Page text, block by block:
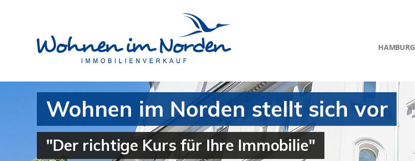
HAMBURG
Wohnen im Norden stellt sich vor
"Der richtige Kurs für Ihre Immobilie"